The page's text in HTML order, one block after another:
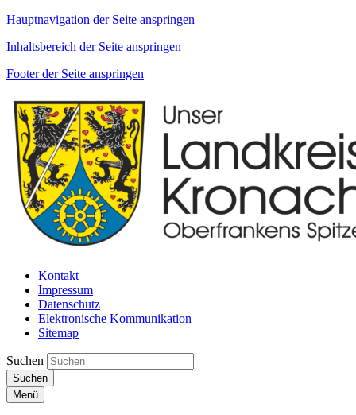
Hauptnavigation der Seite anspringen
Inhaltsbereich der Seite anspringen
Footer der Seite anspringen
Kontakt
Impressum
Datenschutz
Elektronische Kommunikation
Sitemap
Suchen
Suchen
Menü